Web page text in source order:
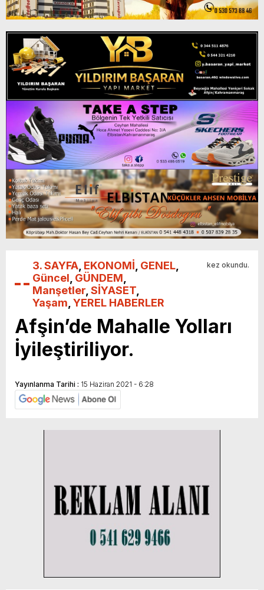
3. SAYFA EKONOMİ GENEL
Güncel GÜNDEM
Manşetler SİYASET
Yaşam YEREL HABERLER
kez okundu.
Afşin’de Mahalle Yolları
İyileştiriliyor.
Yayınlanma Tarihi : 15 Haziran 2021 - 6:28